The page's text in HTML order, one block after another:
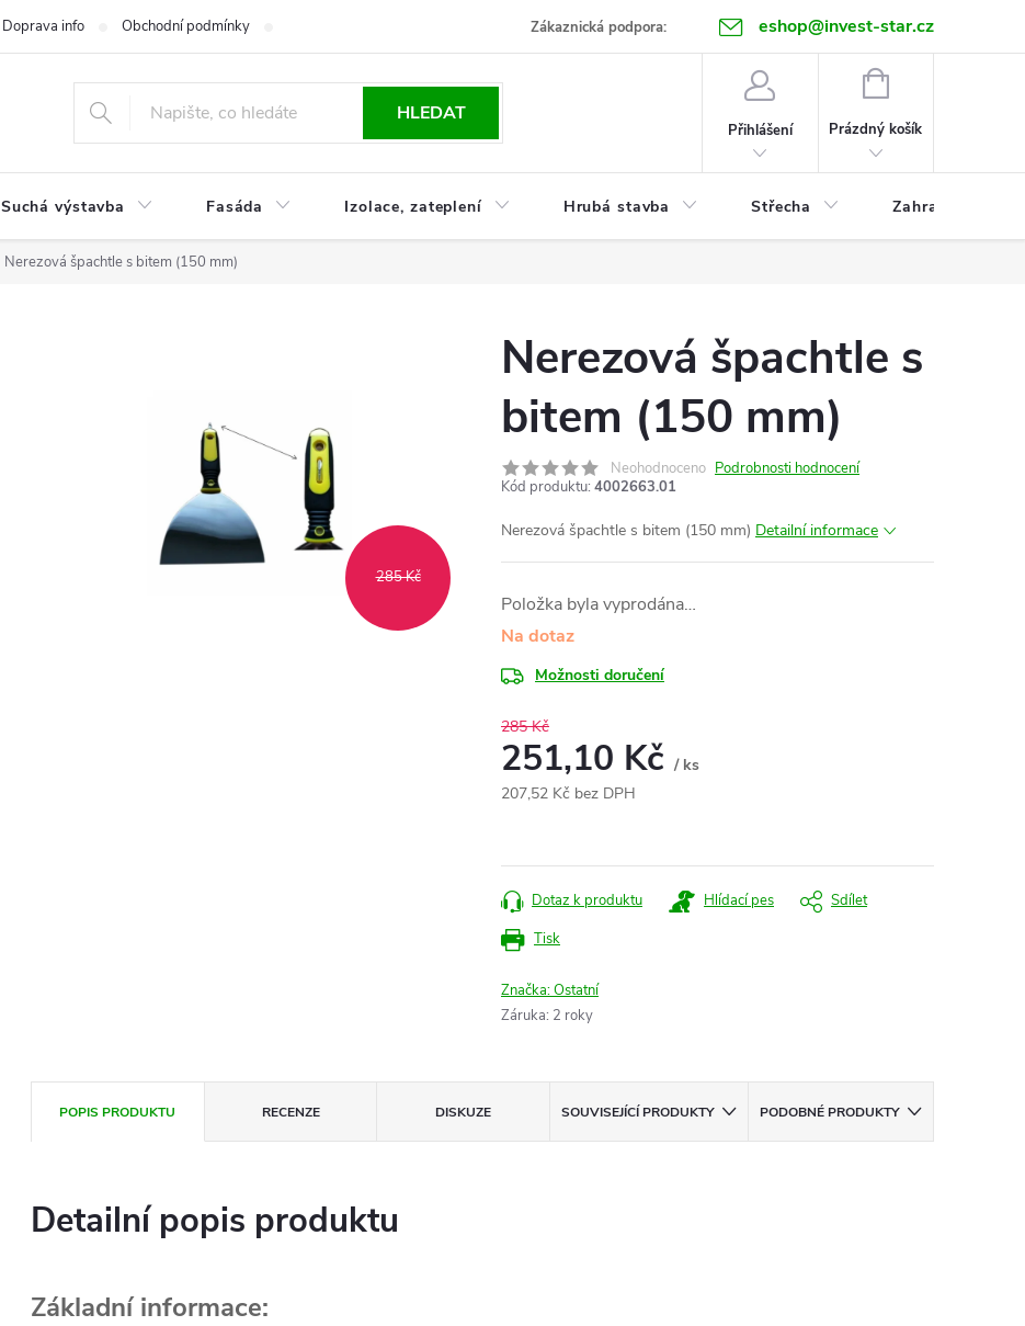
Zákaznická podpora: eshop@invest-star.cz
Doprava info Obchodní podmínky Kontakt
HLEDAT
Přihlášení
NÁKUPNÍ
Prázdný košík
Suchá výstavba Fasáda Izolace, zateplení Hrubá stavba Střecha Zahrada
Nerezová špachtle s bitem (150 mm)
285 Kč
Nerezová špachtle s
bitem (150 mm)
Neohodnoceno Podrobnosti hodnocení
Kód produktu: 4002663.01
Nerezová špachtle s bitem (150 mm) Detailní informace
Položka byla vyprodána…
Na dotaz
Možnosti doručení
285 Kč
251,10 Kč / ks
207,52 Kč bez DPH
Tisk
Dotaz k produktu Hlídací pes Sdílet
Značka:Ostatní
Záruka: 2 roky
POPIS PRODUKTU RECENZE DISKUZE SOUVISEJÍCÍ PRODUKTY PODOBNÉ PRODUKTY
Detailní popis produktu
Základní informace: